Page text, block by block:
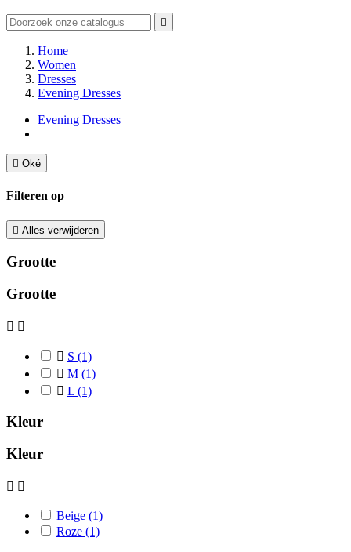

Home
Women
Dresses
Evening Dresses
Evening Dresses
 Oké
Filteren op
 Alles verwijderen
Grootte
Grootte
 
 S (1)
 M (1)
 L (1)
Kleur
Kleur
 
Beige (1)
Roze (1)